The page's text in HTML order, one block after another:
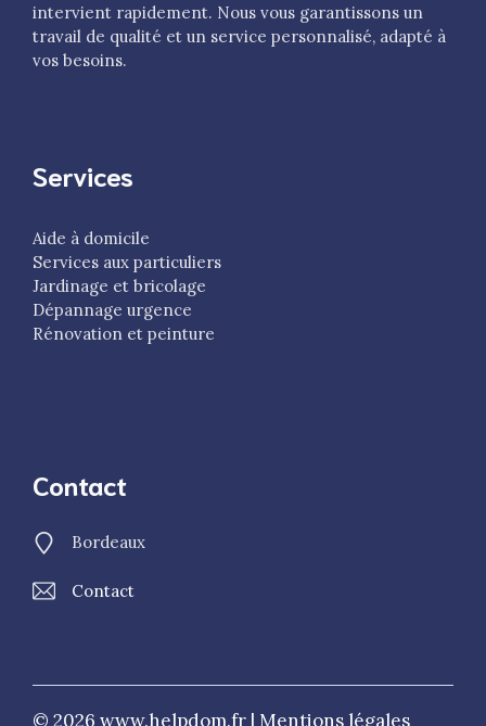
intervient rapidement. Nous vous garantissons un
travail de qualité et un service personnalisé, adapté à
vos besoins.
Services
Aide à domicile
Services aux particuliers
Jardinage et bricolage
Dépannage urgence
Rénovation et peinture
Contact
Bordeaux
Contact
© 2026 www.helpdom.fr | Mentions légales